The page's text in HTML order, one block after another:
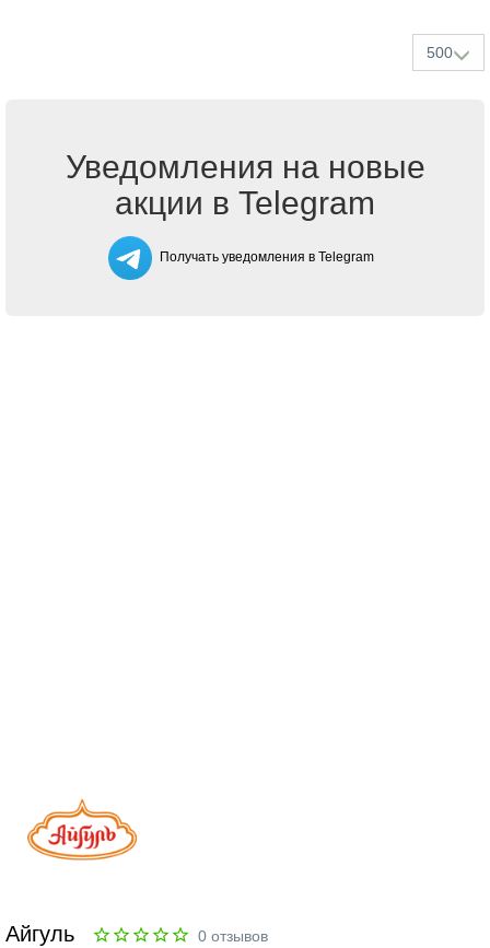
500
Уведомления на новые
акции в Telegram
Получать уведомления в Telegram
Айгуль 0 отзывов